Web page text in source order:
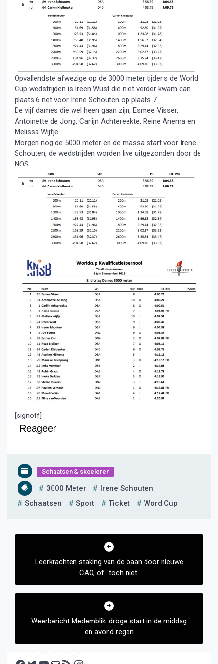
Opvallendste afwezige op de 3000 meter tijdens de World
Cup wedstrijden is Ireen Wüst die niet verder kwam dan
plaats 6 net voor Irene Schouten op plaats 7.
De vijf dames die wel heen gaan zijn, Esmee Visser,
Antoinette de Jong, Carlijn Achtereekte, Reine Anema en
Melissa Wijfje.
Morgen nog de 5000 meter en de massa start voor Irene
Schouten, de wedstrijden worden live uitgezonden door de
NOS.
[signoff]
Reageer
Schaatsen & skeeleren
3000 Meter
Irene Schouten
Schaatsen
Sport Ticket Word Cup
Bericht
Leerkrachten staking van de baan door nieuwe
CAO, of.. toch niet.
Weerbericht Medemblik: droge start in de middag
en avond regen
Facebook Twitter YouTube E-mail RSS feed